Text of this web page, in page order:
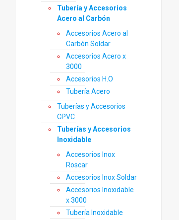
Tubería y Accesorios
Acero al Carbón
Accesorios Acero al
Carbón Soldar
Accesorios Acero x
3000
Accesorios H.O
Tubería Acero
Tuberías y Accesorios
CPVC
Tuberías y Accesorios
Inoxidable
Accesorios Inox
Roscar
Accesorios Inox Soldar
Accesorios Inoxidable
x 3000
Tubería Inoxidable